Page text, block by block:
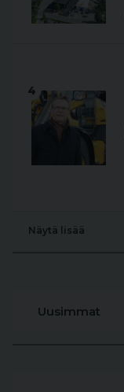
4
Näytä lisää
Uusimmat